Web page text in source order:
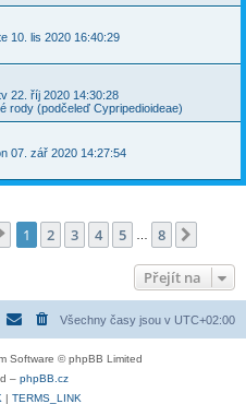
10. lis 2020 16:40:29
22. říj 2020 14:30:28
rody (podčeleď Cypripedioideae)
07. zář 2020 14:27:54
Stránka z
1 2 3 4 5 8
Přejít na
Všechny časy jsou v UTC+02:00
Software © phpBB Limited
– phpBB.cz
| TERMS_LINK